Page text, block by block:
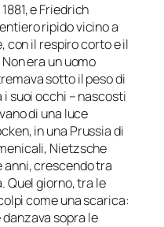
e Friedrich
ripido vicino a
con il respiro corto e il
era un uomo
sotto il peso di
suoi occhi – nascosti
di una luce
in una Prussia di
Nietzsche
anni, crescendo tra
Quel giorno, tra le
come una scarica:
sopra le